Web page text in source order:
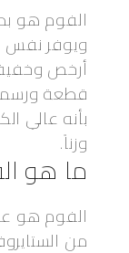
الفوم هو
ويوفر نفس
أرخص
قطعة
بأنه عالي
وزناً.
ما هو
الفوم هو
من